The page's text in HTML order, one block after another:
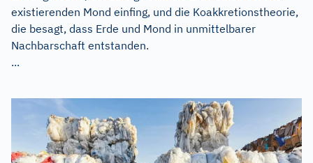
existierenden Mond einfing, und die Koakkretionstheorie,
die besagt, dass Erde und Mond in unmittelbarer
Nachbarschaft entstanden.
...